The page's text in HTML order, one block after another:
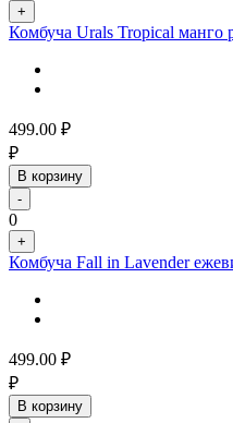
+
Комбуча Urals Tropical
499.00 ₽
₽
В корзину
-
0
+
Комбуча Fall in Lavender
499.00 ₽
₽
В корзину